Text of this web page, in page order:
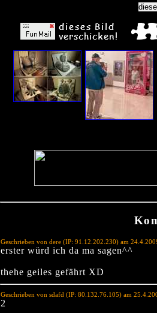
Geschrieben von dere (IP: 91.12.202.230) am
erster würd ich da ma sagen^^
thehe geiles gefährt XD
Geschrieben von sdafd (IP: 80.132.76.105) am
2